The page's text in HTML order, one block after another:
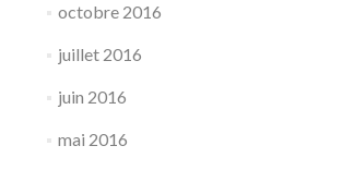
octobre 2016
juillet 2016
juin 2016
mai 2016